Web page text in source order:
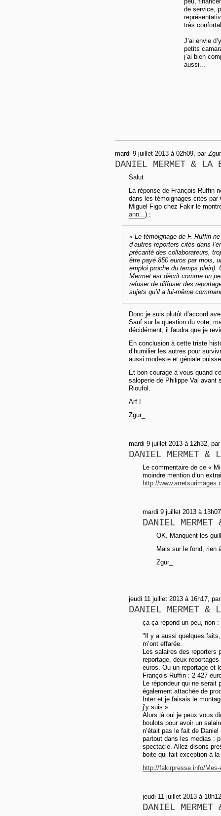
de service,
très
J’ai envie
petits
j’ai bien
aussi...
mardi 9 juillet 2013 à 02h09, par
DANIEL MERMET & LA
Salut
La réponse de François Ruffin
dans les témoignages cités par
Miguel Figo chez Fakir le
ann...) :
« Le témoignage de F. Ruffin
d’autres reporters cités dans
précarité des collaborateurs,
être payé 850 euros par mois,
emploi proche du temps plein).
Mermet est décrit comme un
refuser de diffuser des
sujets qu’il a lui-même
Donc je suis plutôt d’accord
Sauf sur la question du vote,
décidément, il faudra que je
En conclusion à cette triste
d’humilier les autres pour
aussi modeste et géniale
Et bon courage à vous quand
saloperie de Philippe Val avant
Rioufol.
Arf !
Zgur_
mardi 9 juillet 2013 à 12h32,
DANIEL MERMET &
Le commentaire de ce «
moindre mention d’un
http://
mardi 9 juillet 2013 à
DANIEL
OK. Manquent les
Mais sur le fond, rien
Zgur_
jeudi 11 juillet 2013 à 16h17,
DANIEL MERMET &
ça ça répond un peu, non :
"Il y a aussi quelques
m’ont effarée.
Les salaires des reporters
reportage, deux
euros. Ou un reportage et
François Ruffin : 2 427
Le répondeur qui ne serait
également attachée de
Inter et je faisais le
j’y suis ».
Alors là oui je peux vous
boulots pour avoir un
n’était pas le fait de
partout dans les medias :
spectacle. Allez disons
boite qui fait exception à
http://fakirpresse.info/
jeudi 11 juillet 2013 à
DANIEL